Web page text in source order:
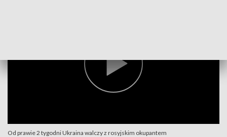
Od prawie 2 tygodni Ukraina walczy z rosyjskim okupantem